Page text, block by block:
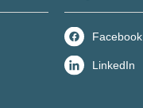
Facebook
LinkedIn